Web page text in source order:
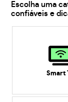
Escolha uma
confiáveis e
Smart